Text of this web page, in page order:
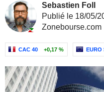
Sebastien Foll
Publié le 18/05/
Zonebourse.com
CAC 40 +0,17 % EURO